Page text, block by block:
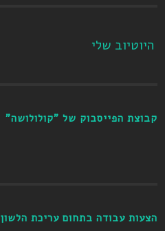
היוטיוב שלי
קבוצת הפייסבוק של "קולולושה"
הצעות עבודה בתחום עריכת הלשון